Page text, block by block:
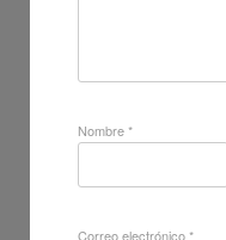
Nombre*
Correo electrónico*